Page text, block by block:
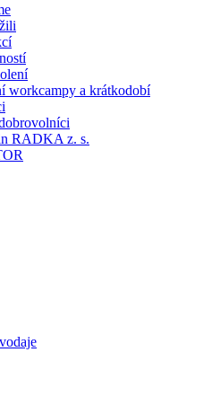
workcampy a krátkodobí
RADKA z. s.